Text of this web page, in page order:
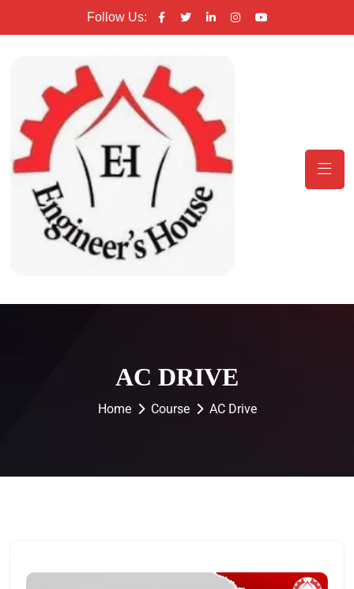
Follow Us:
AC DRIVE
Home Course AC Drive